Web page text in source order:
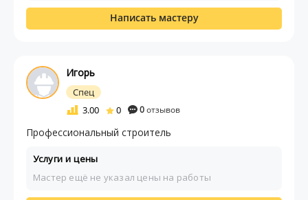
Написать мастеру
Игорь
Спец
3.00
0 0отзывов
Профессиональный строитель
Услуги и цены
Мастер ещё не указал цены на работы